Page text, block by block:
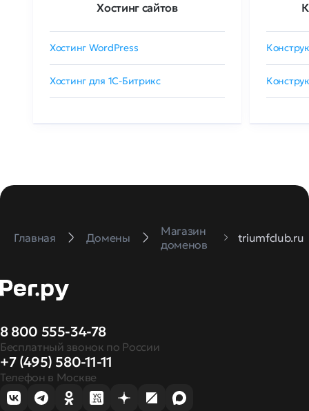
Хостинг сайтов
Хостинг WordPress
Хостинг для 1C-Битрикс
Главная Домены
Магазин
доменов
triumfclub.ru
8 800 555-34-78
Бесплатный звонок по России
+7 (495) 580-11-11
Телефон в Москве